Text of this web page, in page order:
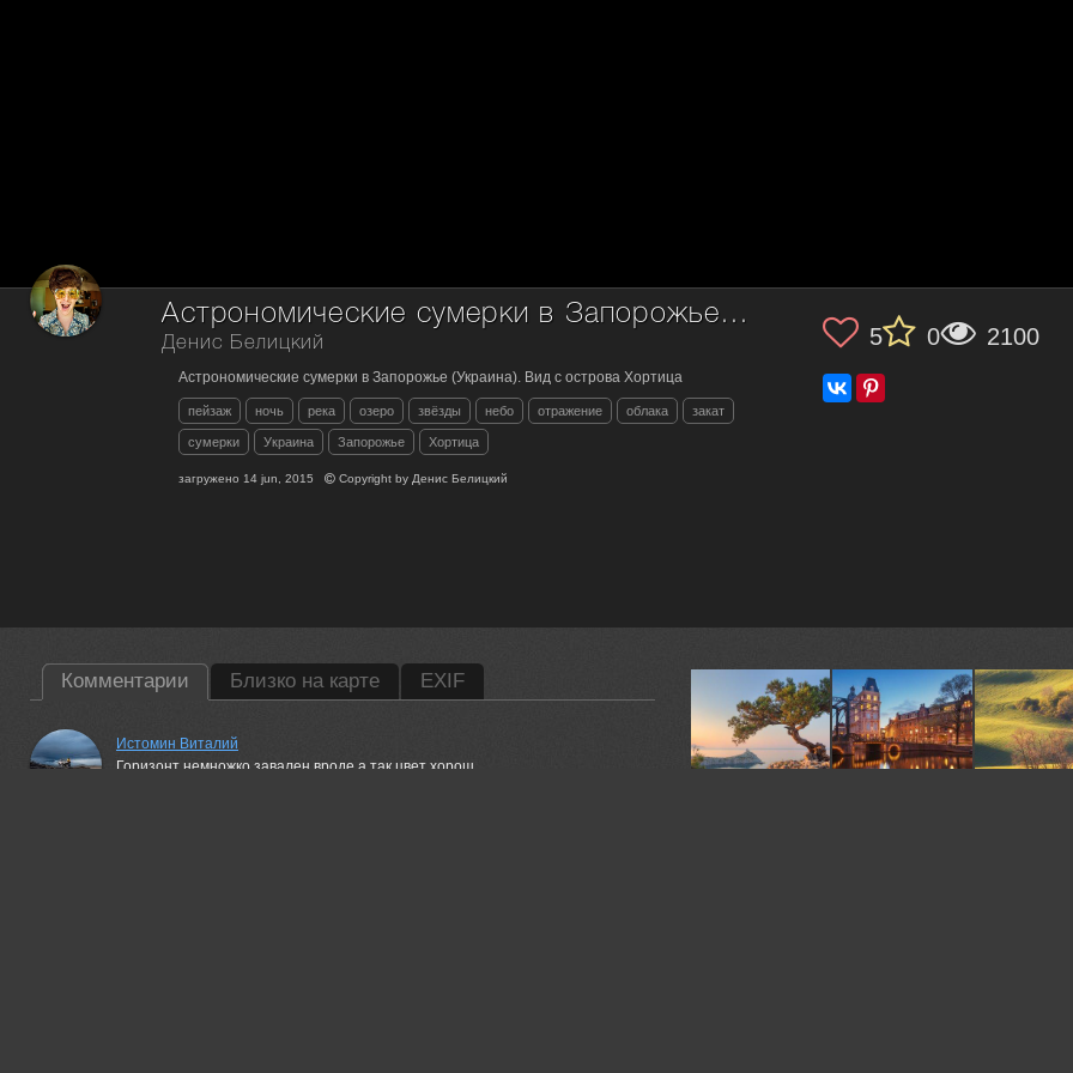
Астрономические сумерки в Запорожье (Украина)
Денис Белицкий
Астрономические сумерки в Запорожье (Украина). Вид с острова Хортица
пейзаж ночь река озеро звёзды небо отражение облака закат
сумерки Украина Запорожье Хортица
загружено 14 jun, 2015 Copyright by Денис Белицкий
5 0 2100
Комментарии Близко на карте EXIF
Истомин Виталий
Горизонт немножко завален вроде,а так цвет хорош